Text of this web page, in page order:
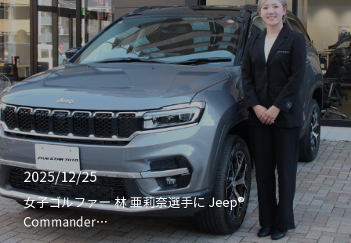
2025/12/25
女子ゴルファー 林 亜莉奈選手に Jeep®
Commander…